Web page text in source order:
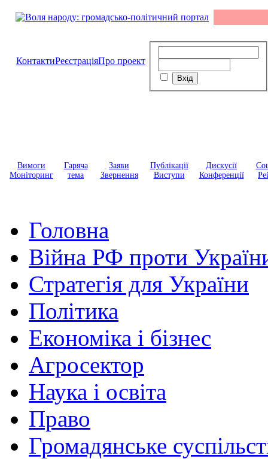
КонтактиРеєстраціяПро проект
Вимоги
Моніторинг
Гаряча
тема
Заяви
Звернення
Публікації
Виступи
Дискусії
Конференції
Головна
Війна РФ проти
Стратегія для України
Політика
Економіка і бізнес
Агросектор
Наука і освіта
Право
Громадянське